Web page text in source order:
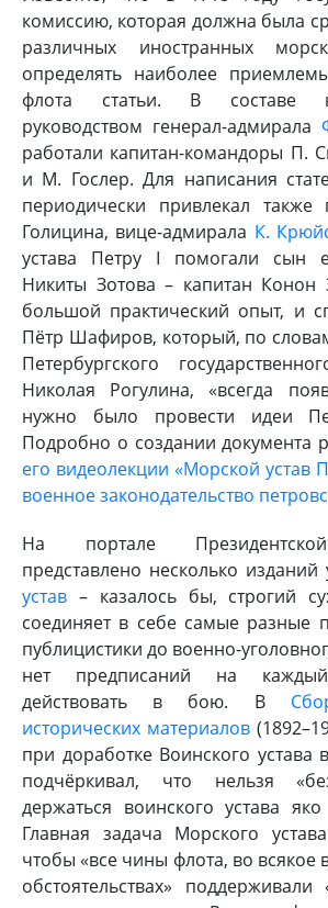
комиссию, которая должна была
различных иностранных
определять наиболее
флота статьи. В составе
руководством генерал-адмирала
работали капитан-командоры П.
и М. Гослер. Для написания
периодически привлекал
Голицина, вице-адмирала К.
устава Петру I помогали сын
Никиты Зотова – капитан Конон
большой практический опыт, и
Пётр Шафиров, который, по
Петербургского
Николая Рогулина, «всегда
нужно было провести идеи
Подробно о создании документа
его видеолекции «Морской устав
военное законодательство
На портале
представлено несколько изданий
устав – казалось бы, строгий
соединяет в себе самые разные
публицистики до военно-
нет предписаний на
действовать в бою. В
исторических материалов
при доработке Воинского устава
подчёркивал, что нельзя
держаться воинского устава
Главная задача Морского
чтобы «все чины флота, во всякое
обстоятельствах» поддерживали